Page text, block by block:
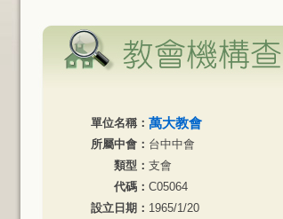
單位名稱： 萬大教會
所屬中會： 台中中會
類型： 支會
代碼： C05064
設立日期： 1965/1/20